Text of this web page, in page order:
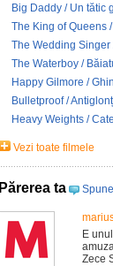
Big Daddy / Un tătic
The King of Queens
The Wedding
The Waterboy /
Happy Gilmore /
Bulletproof / Antiglonț
Heavy Weights /
Vezi toate filmele
Părerea ta
E
Zece